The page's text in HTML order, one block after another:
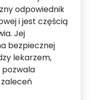
odpowiednik
i jest częścią
Jej
bezpiecznej
lekarzem,